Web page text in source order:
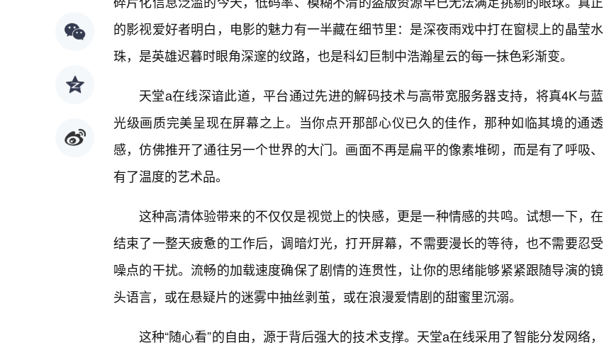
的影视爱好者明白，电影的魅力有一半藏在细节里：是深夜雨戏中打在窗棂上的晶莹水
珠，是英雄迟暮时眼角深邃的纹路，也是科幻巨制中浩瀚星云的每一抹色彩渐变。
天堂а在线深谙此道，平台通过先进的解码技术与高带宽服务器支持，将真4K与蓝
光级画质完美呈现在屏幕之上。当你点开那部心仪已久的佳作，那种如临其境的通透
感，仿佛推开了通往另一个世界的大门。画面不再是扁平的像素堆砌，而是有了呼吸、
有了温度的艺术品。
这种高清体验带来的不仅仅是视觉上的快感，更是一种情感的共鸣。试想一下，在
结束了一整天疲惫的工作后，调暗灯光，打开屏幕，不需要漫长的等待，也不需要忍受
噪点的干扰。流畅的加载速度确保了剧情的连贯性，让你的思绪能够紧紧跟随导演的镜
头语言，或在悬疑片的迷雾中抽丝剥茧，或在浪漫爱情剧的甜蜜里沉溺。
这种“随心看”的自由，源于背后强大的技术支撑。天堂а在线采用了智能分发网络，